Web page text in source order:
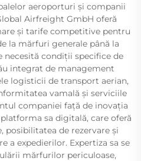
aeroporturi și companii
Airfreight GmbH oferă
și tarife competitive pentru
la mărfuri generale până la
necesită condiții specifice de
integrat de management
logisticii de transport aerian,
vamală și serviciile
companiei față de inovația
sa digitală, care oferă
de rezervare și
a expedierilor. Expertiza sa se
mărfurilor periculoase,